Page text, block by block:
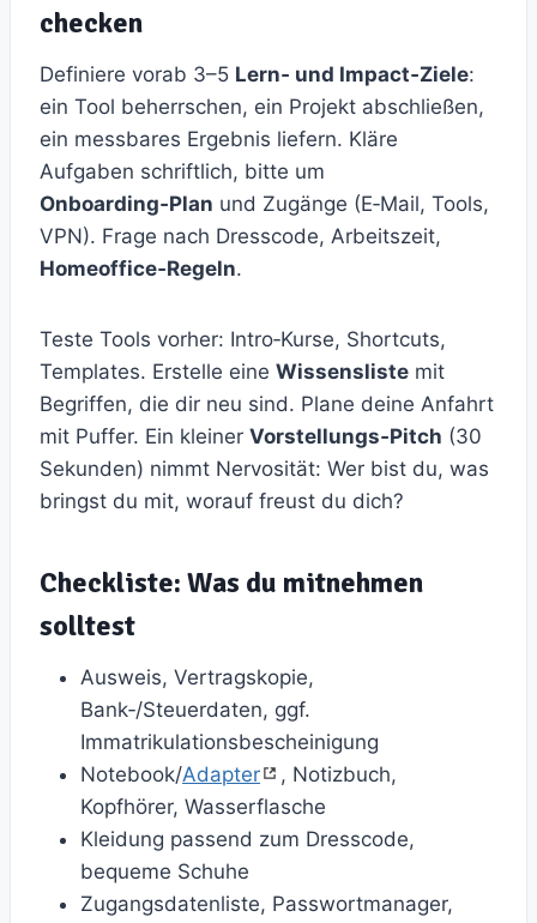
checken
Definiere vorab 3–5 Lern‑ und Impact‑Ziele:
ein Tool beherrschen, ein Projekt abschließen,
ein messbares Ergebnis liefern. Kläre
Aufgaben schriftlich, bitte um
Onboarding‑Plan und Zugänge (E‑Mail, Tools,
VPN). Frage nach Dresscode, Arbeitszeit,
Homeoffice‑Regeln.
Teste Tools vorher: Intro‑Kurse, Shortcuts,
Templates. Erstelle eine Wissensliste mit
Begriffen, die dir neu sind. Plane deine Anfahrt
mit Puffer. Ein kleiner Vorstellungs‑Pitch (30
Sekunden) nimmt Nervosität: Wer bist du, was
bringst du mit, worauf freust du dich?
Checkliste: Was du mitnehmen
solltest
Ausweis, Vertragskopie,
Bank‑/Steuerdaten, ggf.
Immatrikulationsbescheinigung
Notebook/Adapter
, Notizbuch,
Kopfhörer, Wasserflasche
Kleidung passend zum Dresscode,
bequeme Schuhe
Zugangsdatenliste, Passwortmanager,